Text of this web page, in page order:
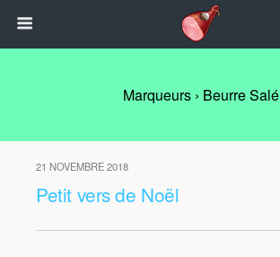
Marqueurs › Beurre Salé
21 NOVEMBRE 2018
Petit vers de Noël